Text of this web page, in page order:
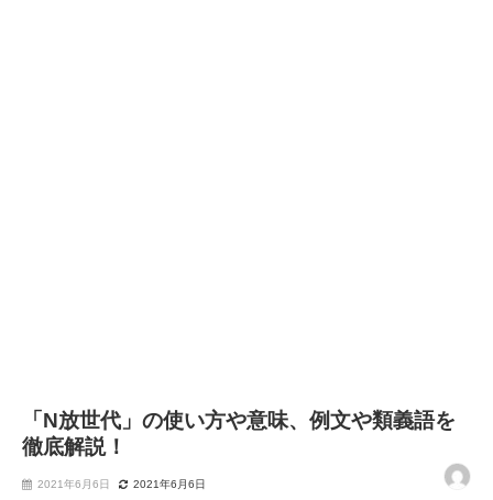
「N放世代」の使い方や意味、例文や類義語を
徹底解説！
2021年6月6日 2021年6月6日